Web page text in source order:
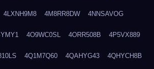
4LXNH9M8 4M8RR8DW 4NNSAVOG
4O9WC0SL 4ORR508B 4P5VX889
4Q1M7Q60 4QAHYG43 4QHYCH8B